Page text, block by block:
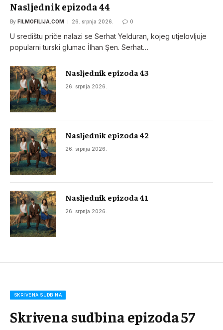
Nasljednik epizoda 44
By FILMOFILIJA.COM 26. srpnja 2026. 0
U središtu priče nalazi se Serhat Yelduran, kojeg utjelovljuje
popularni turski glumac İlhan Şen. Serhat…
Nasljednik epizoda 43
26. srpnja 2026.
Nasljednik epizoda 42
26. srpnja 2026.
Nasljednik epizoda 41
26. srpnja 2026.
SKRIVENA SUDBINA
Skrivena sudbina epizoda 57